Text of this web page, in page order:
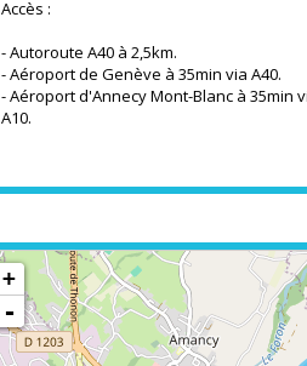
Accès :
- Autoroute A40 à 2,5km.
- Aéroport de Genève à 35min via A40.
- Aéroport d'Annecy Mont-Blanc à 35min
A10.
+
-